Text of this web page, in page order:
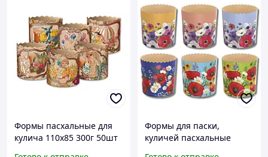
Формы пасхальные для
кулича 110х85 300г 50шт
Формы для паски,
куличей пасхальные